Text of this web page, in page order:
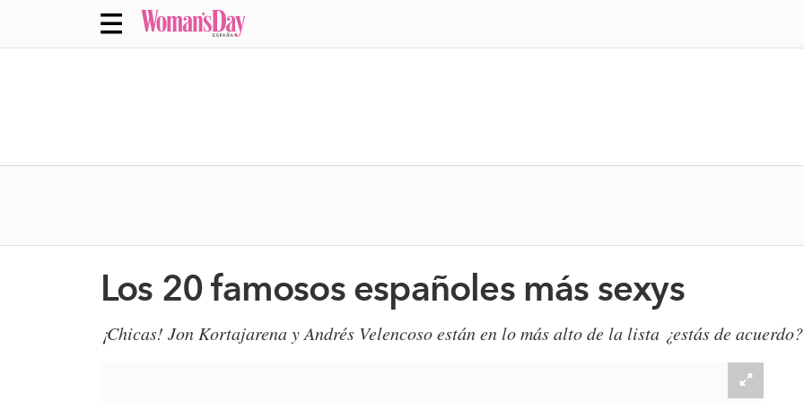
Los 20 famosos españoles más sexys
¡Chicas! Jon Kortajarena y Andrés Velencoso están en lo más alto de la lista ¿estás de acuerdo?​